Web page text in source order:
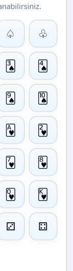
♤ ♧
🂣 🂤
🂩 🂪
🂱 🂲
🂷 🂸
🂽 🂾
⚂ ⚃